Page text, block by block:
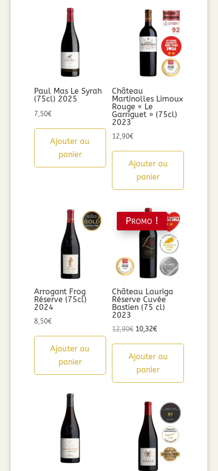
Paul Mas Le Syrah
(75cl) 2025
7,50€
Ajouter au
panier
Château
Martinolles Limoux
Rouge « Le
Garriguet » (75cl)
2023
12,90€
Ajouter au
panier
Arrogant Frog
Réserve (75cl)
2024
8,50€
Ajouter au
panier
Promo !
Château Lauriga
Réserve Cuvée
Bastien (75 cl)
2023
12,90€ Le
initial
était :
10,32€Le
actuel
est :
Ajouter au
panier